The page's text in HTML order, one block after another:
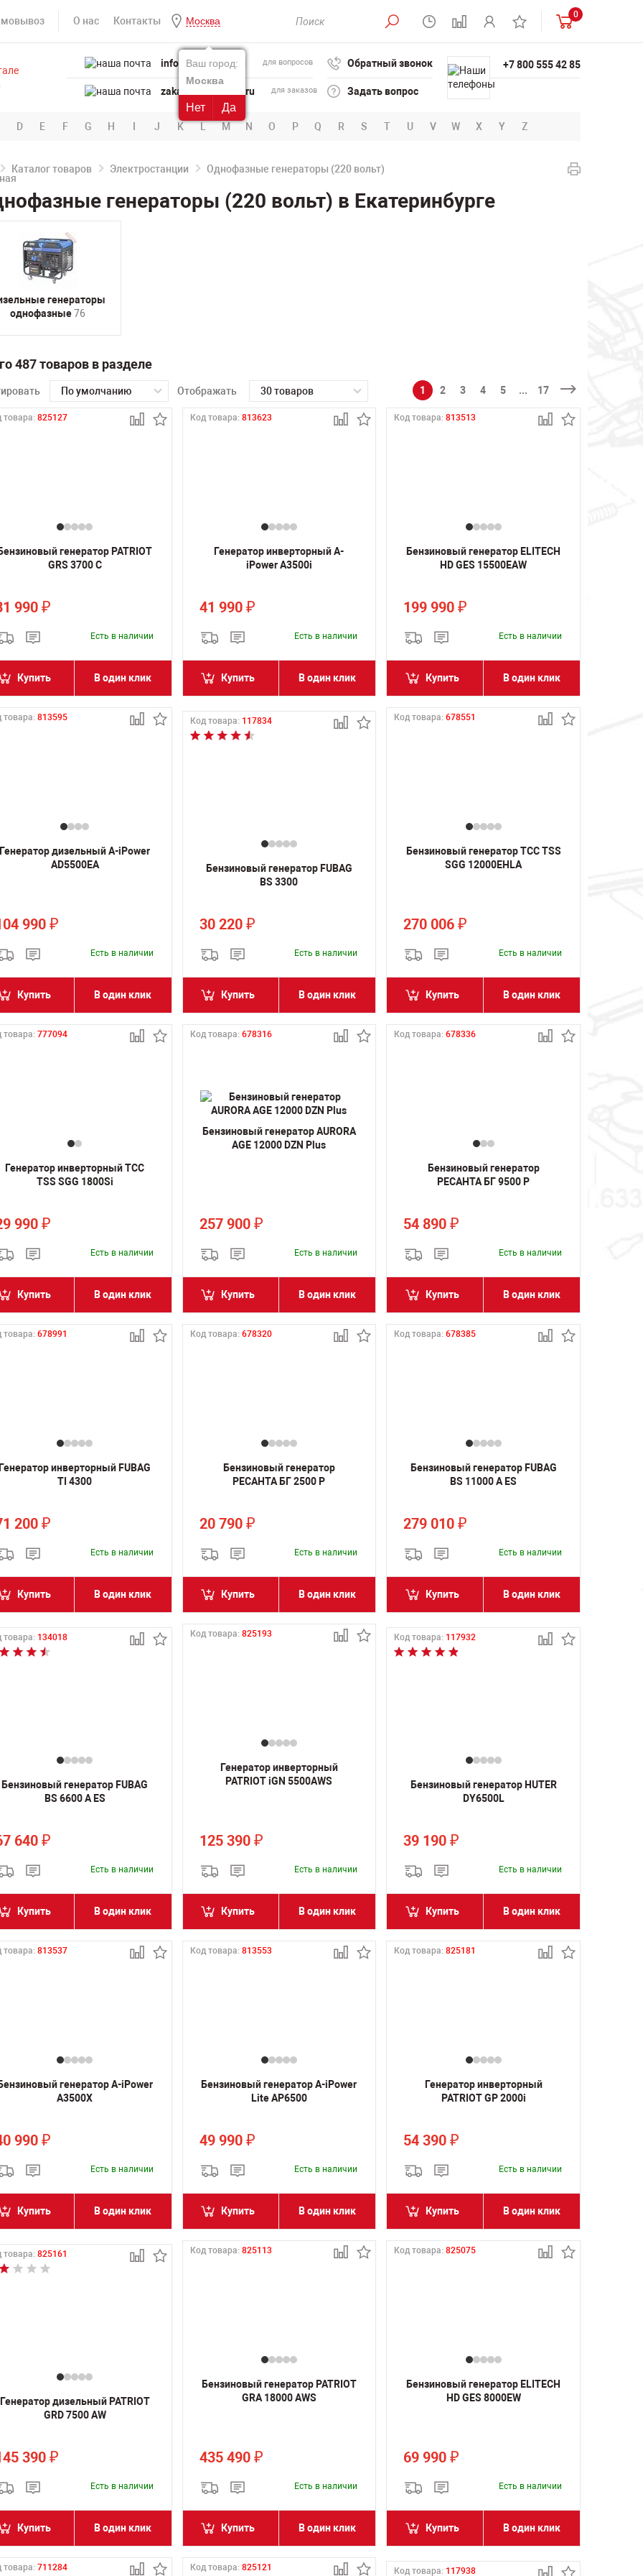
О нас Контакты Москва
Ваш город:
Москва
Нет Да
0
info@powertool.ru для вопросов
zakaz@powertool.ru для заказов
Обратный звонок
Задать вопрос
+7 800 555 42 85
D E F G H I J K L M N O P Q R S T U V W X Y Z
Каталог товаров Электростанции Однофазные генераторы (220 вольт)
генераторы (220 вольт) в Екатеринбурге
генераторы
однофазные76
487 товаров в разделе
По умолчанию Отображать 30 товаров 1 2 3 4 5 ... 17
товара: 825127
генератор PATRIOT
GRS 3700 C
990 ₽
Есть в наличии
Купить В один клик
Код товара: 813623
Генератор инверторный A-
iPower A3500i
41 990 ₽
Есть в наличии
Купить В один клик
Код товара:813513
Бензиновый генератор ELITECH
HD GES 15500ЕAW
199 990₽
Есть в наличии
Купить В один клик
товара: 813595
Генератор дизельный A-iPower
AD5500EA
990 ₽
Есть в наличии
Купить В один клик
Код товара: 117834
Бензиновый генератор FUBAG
BS 3300
30 220 ₽
Есть в наличии
Купить В один клик
Код товара:678551
Бензиновый генератор ТСС TSS
SGG 12000EHLA
270 006₽
Есть в наличии
Купить В один клик
товара: 777094
Генератор инверторный ТСС
TSS SGG 1800Si
990 ₽
Есть в наличии
Купить В один клик
Код товара: 678316
Бензиновый генератор AURORA
AGE 12000 DZN Plus
257 900 ₽
Есть в наличии
Купить В один клик
Код товара:678336
Бензиновый генератор
РЕСАНТА БГ 9500 Р
54 890₽
Есть в наличии
Купить В один клик
товара: 678991
инверторный FUBAG
TI 4300
200 ₽
Есть в наличии
Купить В один клик
Код товара: 678320
Бензиновый генератор
РЕСАНТА БГ 2500 Р
20 790 ₽
Есть в наличии
Купить В один клик
Код товара:678385
Бензиновый генератор FUBAG
BS 11000 A ES
279 010₽
Есть в наличии
Купить В один клик
товара: 134018
Бензиновый генератор FUBAG
BS 6600 A ES
640 ₽
Есть в наличии
Купить В один клик
Код товара: 825193
Генератор инверторный
PATRIOT iGN 5500AWS
125 390 ₽
Есть в наличии
Купить В один клик
Код товара: 117932
Бензиновый генератор HUTER
DY6500L
39 190₽
Есть в наличии
Купить В один клик
товара: 813537
генератор A-iPower
A3500X
990 ₽
Есть в наличии
Купить В один клик
Код товара: 813553
Бензиновый генератор A-iPower
Lite AP6500
49 990 ₽
Есть в наличии
Купить В один клик
Код товара:825181
Генератор инверторный
PATRIOT GP 2000i
54 390₽
Есть в наличии
Купить В один клик
товара: 825161
Генератор дизельный PATRIOT
GRD 7500 AW
390 ₽
Есть в наличии
Купить В один клик
Код товара: 825113
Бензиновый генератор PATRIOT
GRA 18000 AWS
435 490 ₽
Есть в наличии
Купить В один клик
Код товара:825075
Бензиновый генератор ELITECH
HD GES 8000EW
69 990₽
Есть в наличии
Купить В один клик
товара: 711284 Код товара: 825121 Код товара: 117938